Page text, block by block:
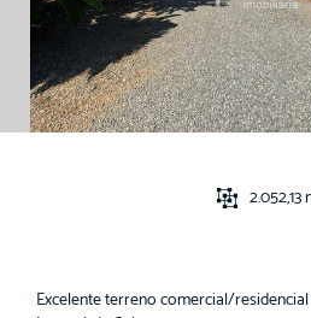
2.052,13
Excelente terreno comercial/